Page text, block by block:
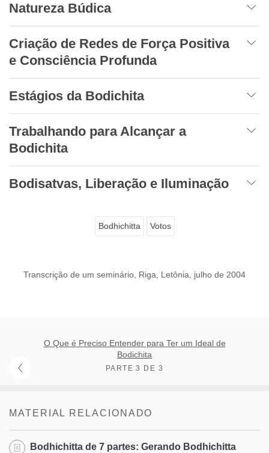
Natureza Búdica
Criação de Redes de Força Positiva
e Consciência Profunda
Estágios da Bodichita
Trabalhando para Alcançar a
Bodichita
Bodisatvas, Liberação e Iluminação
Bodhichitta Votos
Transcrição de um seminário, Riga, Letônia, julho de 2004
O Que é Preciso Entender para Ter um Ideal de
Bodichita
PARTE 3 DE 3
MATERIAL RELACIONADO
Bodhichitta de 7 partes: Gerando Bodhichitta